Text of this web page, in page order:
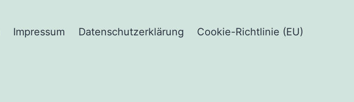
Impressum Datenschutzerklärung Cookie-Richtlinie (EU)